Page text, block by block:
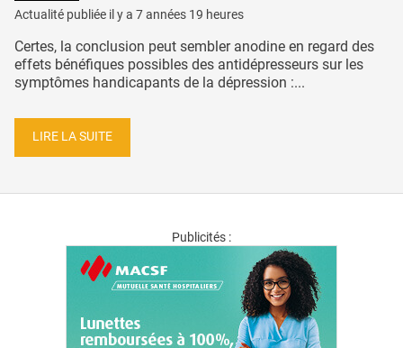
Actualité publiée il y a 7 années 19 heures
Certes, la conclusion peut sembler anodine en regard des
effets bénéfiques possibles des antidépresseurs sur les
symptômes handicapants de la dépression :...
LIRE LA SUITE
Publicités :